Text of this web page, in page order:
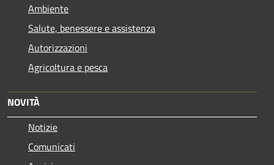
Ambiente
Salute, benessere e assistenza
Autorizzazioni
Agricoltura e pesca
NOVITÀ
Notizie
Comunicati